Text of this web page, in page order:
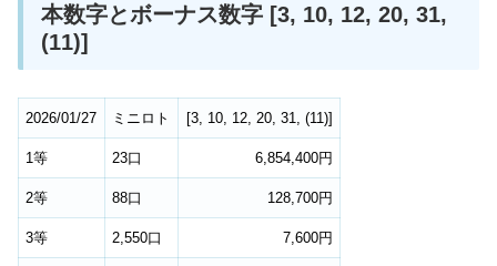
本数字とボーナス数字 [3, 10, 12, 20, 31,
(11)]
2026/01/27 ミニロト [3, 10, 12, 20, 31, (11)]
1等 23口 6,854,400円
2等 88口 128,700円
3等 2,550口 7,600円